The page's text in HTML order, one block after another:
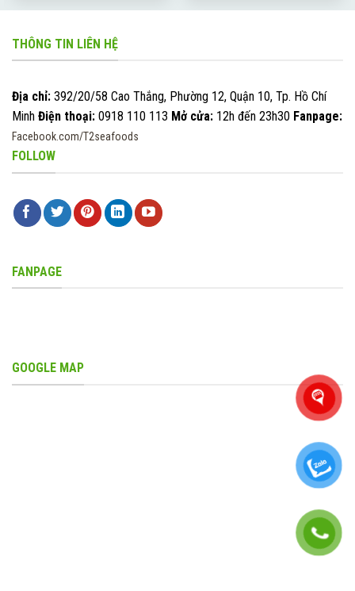
THÔNG TIN LIÊN HỆ
Địa chỉ: 392/20/58 Cao Thắng, Phường 12, Quận 10, Tp. Hồ Chí
Minh Điện thoại: 0918 110 113 Mở cửa: 12h đến 23h30 Fanpage:
Facebook.com/T2seafoods
FOLLOW
FANPAGE
GOOGLE MAP